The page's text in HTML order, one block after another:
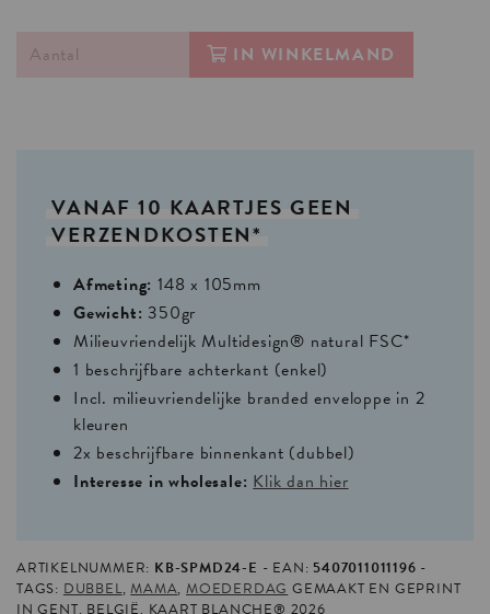
IN WINKELMAND
VANAF 10 KAARTJES GEEN
VERZENDKOSTEN*
Afmeting: 148 x 105mm
Gewicht: 350gr
Milieuvriendelijk Multidesign® natural FSC*
1 beschrijfbare achterkant (enkel)
Incl. milieuvriendelijke branded enveloppe in 2
kleuren
2x beschrijfbare binnenkant (dubbel)
Interesse in wholesale: Klik dan hier
ARTIKELNUMMER: KB-SPMD24-E EAN: 5407011011196
TAGS: DUBBEL,MAMA,MOEDERDAG GEMAAKT EN GEPRINT
IN GENT, BELGIË. KAART BLANCHE® 2026